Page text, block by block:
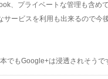
、プライベートな管理も含め
ービスを利用も出来るので今
でもGoogle+は浸透されそうで